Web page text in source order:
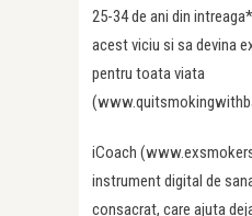
25-34 de ani din
acest viciu si sa devina
pentru toata viata
iCoach
instrument digital de
consacrat, care ajuta